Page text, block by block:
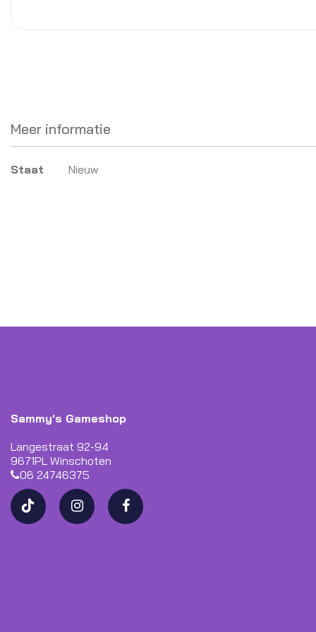
Meer informatie
Meer
Staat Nieuw
Sammy's Gameshop
Langestraat 92-94
9671PL Winschoten
06 24746375